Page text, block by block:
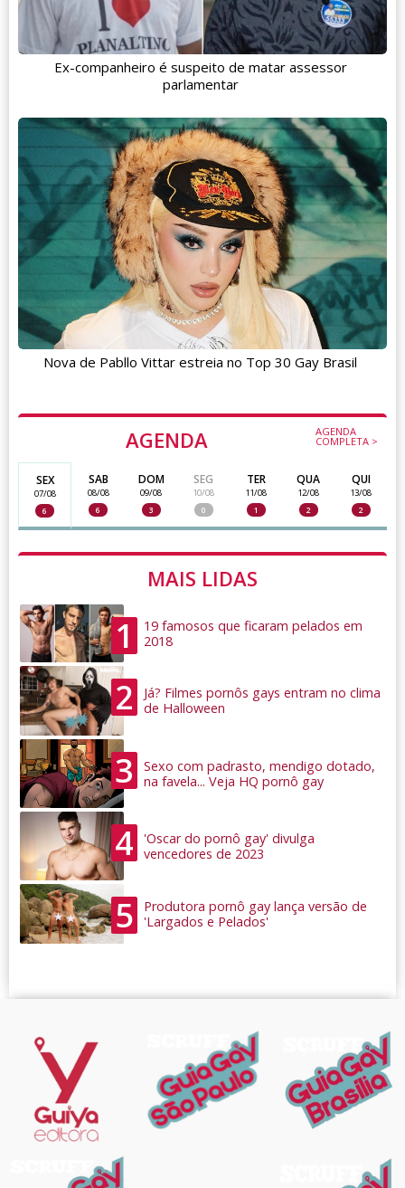
AGENDA AGENDA
COMPLETA >
SEX
07/08
6
SAB
08/08
6
DOM
09/08
3
SEG
10/08
0
TER
11/08
1
QUA
12/08
2
QUI
13/08
2
MAIS LIDAS
1
19 famosos que ficaram pelados em
2018
2
Já? Filmes pornôs gays entram no clima
de Halloween
3
Sexo com padrasto, mendigo dotado,
na favela... Veja HQ pornô gay
4
'Oscar do pornô gay' divulga
vencedores de 2023
5
Produtora pornô gay lança versão de
'Largados e Pelados'
Ex-companheiro é suspeito de matar assessor
parlamentar
Nova de Pabllo Vittar estreia no Top 30 Gay Brasil